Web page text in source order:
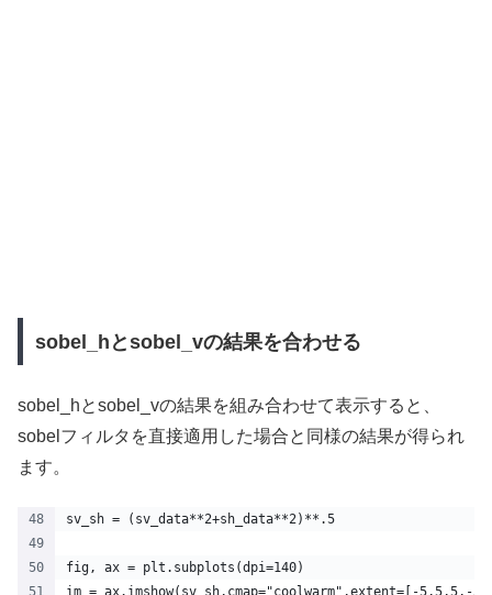
sobel_hとsobel_vの結果を合わせる
sobel_hとsobel_vの結果を組み合わせて表示すると、
sobelフィルタを直接適用した場合と同様の結果が得られ
ます。
sv_sh = (sv_data**2+sh_data**2)**.5
fig, ax = plt.subplots(dpi=140)